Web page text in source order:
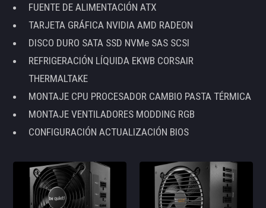
FUENTE DE ALIMENTACIÓN ATX
TARJETA GRÁFICA NVIDIA AMD RADEON
DISCO DURO SATA SSD NVMe SAS SCSI
REFRIGERACIÓN LÍQUIDA EKWB CORSAIR
THERMALTAKE
MONTAJE CPU PROCESADOR CAMBIO PASTA TÉRMICA
MONTAJE VENTILADORES MODDING RGB
CONFIGURACIÓN ACTUALIZACIÓN BIOS